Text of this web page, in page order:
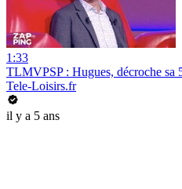
1:33
TLMVPSP : Hugues, décroche sa
Tele-Loisirs.fr
il y a 5 ans